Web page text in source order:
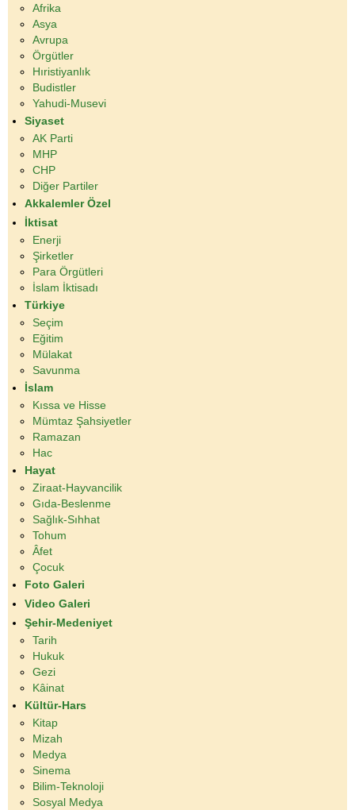
Afrika
Asya
Avrupa
Örgütler
Hıristiyanlık
Budistler
Yahudi-Musevi
Siyaset
AK Parti
MHP
CHP
Diğer Partiler
Akkalemler Özel
İktisat
Enerji
Şirketler
Para Örgütleri
İslam İktisadı
Türkiye
Seçim
Eğitim
Mülakat
Savunma
İslam
Kıssa ve Hisse
Mümtaz Şahsiyetler
Ramazan
Hac
Hayat
Ziraat-Hayvancilik
Gıda-Beslenme
Sağlık-Sıhhat
Tohum
Âfet
Çocuk
Foto Galeri
Video Galeri
Şehir-Medeniyet
Tarih
Hukuk
Gezi
Kâinat
Kültür-Hars
Kitap
Mizah
Medya
Sinema
Bilim-Teknoloji
Sosyal Medya